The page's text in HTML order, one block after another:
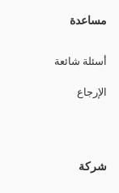
مساعدة
أسئلة شائعة
الإرجاع
شركة